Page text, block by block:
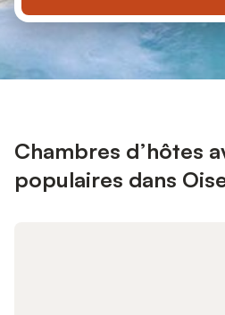
Chambres d’hôtes
populaires dans